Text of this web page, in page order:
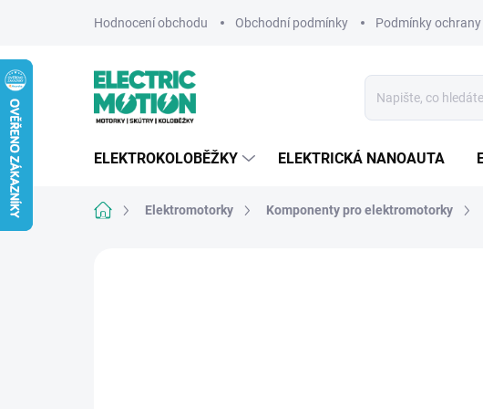
Hodnocení obchodu Obchodní podmínky Podmínky
ELEKTROKOLOBĚŽKY ELEKTRICKÁ NANOAUTA
Domů Elektromotorky Komponenty pro elektromotorky